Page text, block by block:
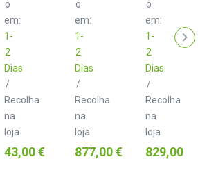
m
o
em:
1-
2
Dias
/
Recolha
na
loja
Preço
43,00 €
o
em:
1-
2
Dias
/
Recolha
na
loja
Preço
877,00 €
o
em:
1-
2
Dias
/
Recolha
na
loja
Preço
829,00 €